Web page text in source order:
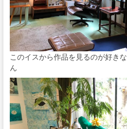
このイスから作品を見るのが好き
ん